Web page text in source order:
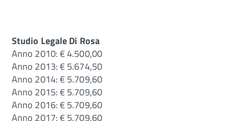
Studio Legale Di Rosa
Anno 2010: € 4.500,00
Anno 2013: € 5.674,50
Anno 2014: € 5.709,60
Anno 2015: € 5.709,60
Anno 2016: € 5.709,60
Anno 2017: € 5.709,60